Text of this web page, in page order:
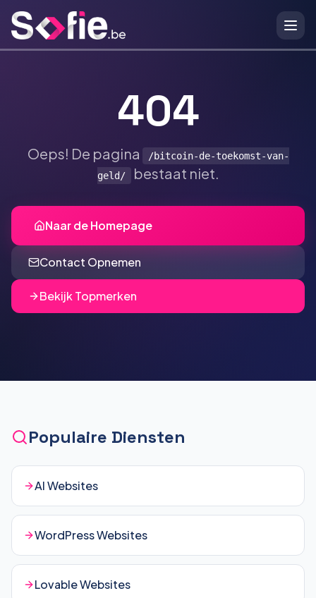
404
Oeps! De pagina
/bitcoin-de-toekomst-van-
geld/ bestaat niet.
Naar de Homepage
Contact Opnemen
Bekijk Topmerken
Populaire Diensten
AI Websites
WordPress Websites
Lovable Websites